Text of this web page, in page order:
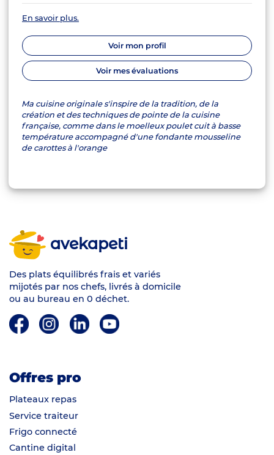
En savoir plus.
Voir mon profil
Voir mes évaluations
Ma cuisine originale s'inspire de la tradition, de la
création et des techniques de pointe de la cuisine
française, comme dans le moelleux poulet cuit à basse
température accompagné d'une fondante mousseline
de carottes à l'orange
avekapeti
Des plats équilibrés frais et variés
mijotés par nos chefs, livrés à domicile
ou au bureau en 0 déchet.
Offres pro
Plateaux repas
Service traiteur
Frigo connecté
Cantine digital